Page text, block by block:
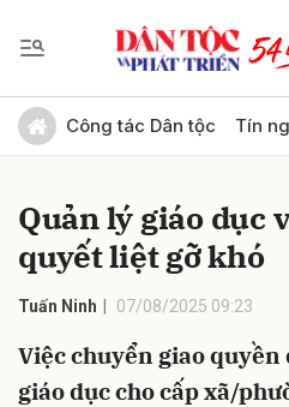
Công tác Dân tộc Tín
Quản lý giáo dục
quyết liệt gỡ khó
Tuấn Ninh 07/08/2025 09:23
Việc chuyển giao
giáo dục cho cấp xã/
Gửi bình luận